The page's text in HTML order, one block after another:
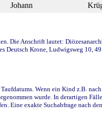
Johann
Die Anschrift lautet:
Krone, Ludwigsweg 10,
Wenn ein Kind z.B.
wurde. In derartigen
exakte Suchabfrage nach